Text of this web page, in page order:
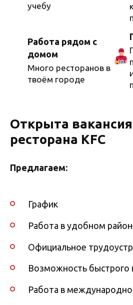
учебу
Работа рядом с
домом
Много ресторанов в
твоём городе
Открыта
ресторана KFC
Предлагаем:
График
Работа в удобном
Официальное
Возможность быстрого
Работа в